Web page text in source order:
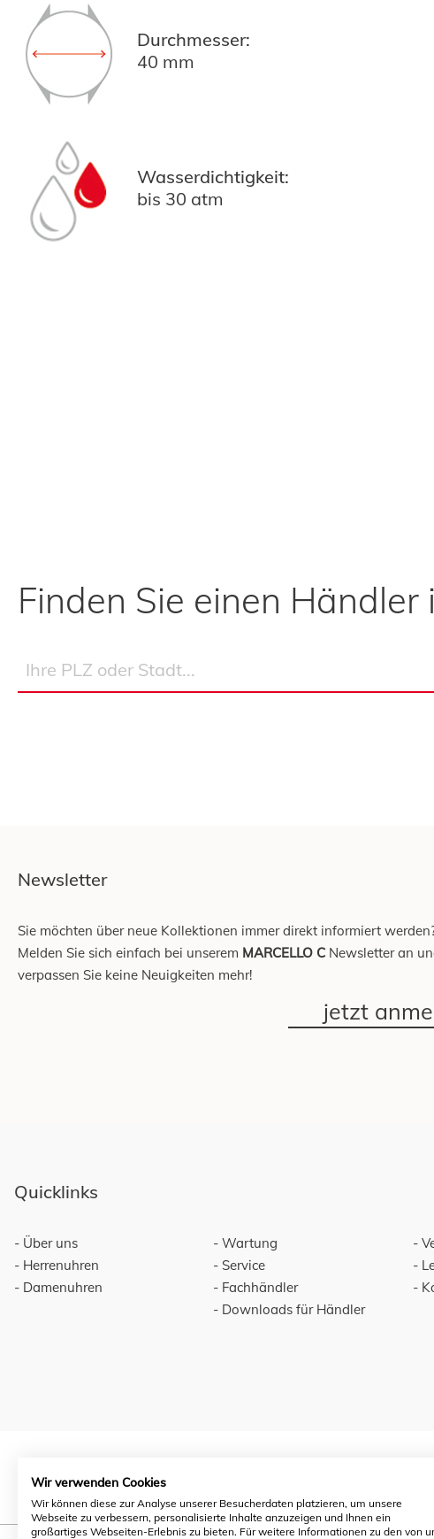
Durchmesser:
40 mm
Wasserdichtigkeit:
bis 30 atm
Finden Sie einen Händler
Newsletter
Sie möchten über neue Kollektionen immer direkt informiert
Melden Sie sich einfach bei unserem MARCELLO C Newsletter an
verpassen Sie keine Neuigkeiten mehr!
jetzt
Quicklinks
Über uns
Herrenuhren
Damenuhren
Wartung
Service
Fachhändler
Downloads für Händler
Wir verwenden Cookies
Wir können diese zur Analyse unserer Besucherdaten platzieren, um unsere
Webseite zu verbessern, personalisierte Inhalte anzuzeigen und Ihnen ein
großartiges Webseiten-Erlebnis zu bieten. Für weitere Informationen zu den von